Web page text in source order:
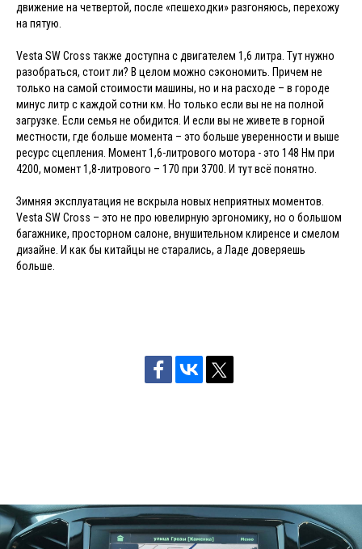
движение на четвертой, после «пешеходки» разгоняюсь, перехожу
на пятую.
Vesta SW Cross также доступна с двигателем 1,6 литра. Тут нужно
разобраться, стоит ли? В целом можно сэкономить. Причем не
только на самой стоимости машины, но и на расходе – в городе
минус литр с каждой сотни км. Но только если вы не на полной
загрузке. Если семья не обидится. И если вы не живете в горной
местности, где больше момента – это больше уверенности и выше
ресурс сцепления. Момент 1,6-литрового мотора - это 148 Нм при
4200, момент 1,8-литрового – 170 при 3700. И тут всё понятно.
Зимняя эксплуатация не вскрыла новых неприятных моментов.
Vesta SW Cross – это не про ювелирную эргономику, но о большом
багажнике, просторном салоне, внушительном клиренсе и смелом
дизайне. И как бы китайцы не старались, а Ладе доверяешь
больше.